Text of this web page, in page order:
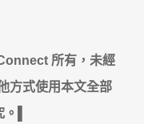
所有，未經
方式使用本文全部
▌